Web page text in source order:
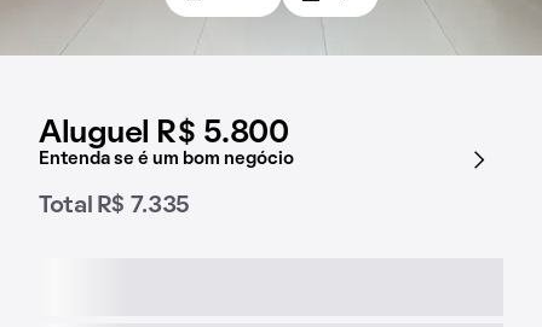
Aluguel R$ 5.800
Entenda se é um bom negócio
Total R$ 7.335